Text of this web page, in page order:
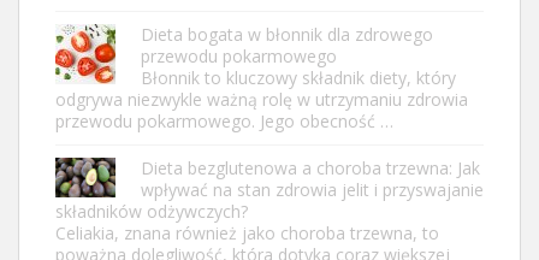
Dieta bogata w błonnik dla zdrowego
przewodu pokarmowego
Błonnik to kluczowy składnik diety, który
odgrywa niezwykle ważną rolę w utrzymaniu zdrowia
przewodu pokarmowego. Jego obecność …
Dieta bezglutenowa a choroba trzewna: Jak
wpływać na stan zdrowia jelit i przyswajanie
składników odżywczych?
Celiakia, znana również jako choroba trzewna, to
poważna dolegliwość, która dotyka coraz większej